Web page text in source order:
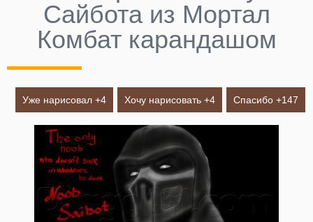
Сайбота из Мортал
Комбат карандашом
Уже нарисовал +4 Хочу нарисовать +4 Спасибо +147